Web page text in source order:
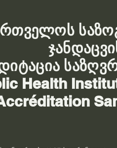
Health